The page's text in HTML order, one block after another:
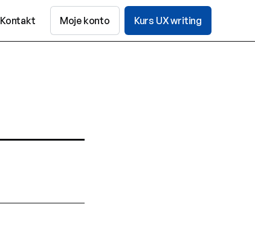
Kontakt Moje konto Kurs UX writing